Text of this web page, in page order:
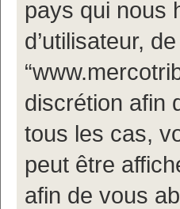
pays qui nous
d’utilisateur,
discrétion afin
tous les cas,
peut être
afin de vous